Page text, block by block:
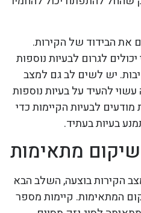
את הבידוד של הקירות.
לגרום לבעיות נוספות
יש לשים לב גם למצב
להעיד על בעיות נוספות
לבעיות הקיימות כדי
בעיות בעתיד.
מתאימות
הקירות בוצעה, השלב הבא
המתאימות. קיימות מספר